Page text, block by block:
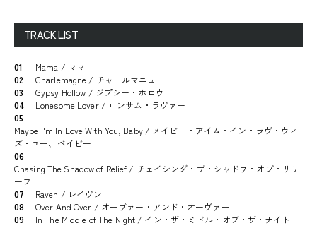
TRACK LIST
01
Mama / ママ
02
Charlemagne / チャールマニュ
03
Gypsy Hollow / ジプシー・ホロウ
04
Lonesome Lover / ロンサム・ラヴァー
05
Maybe I'm In Love With You, Baby / メイビー・アイム・イン・ラヴ・ウィ
ズ・ユー、ベイビー
06
Chasing The Shadow of Relief / チェイシング・ザ・シャドウ・オブ・リリ
ーフ
07
Raven / レイヴン
08
Over And Over / オーヴァー・アンド・オーヴァー
09
In The Middle of The Night / イン・ザ・ミドル・オブ・ザ・ナイト